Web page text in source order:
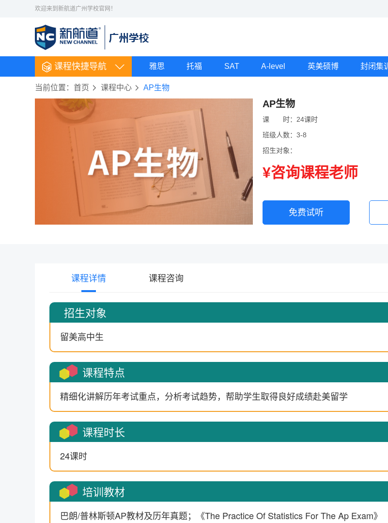
欢迎来到新航道广州学校官网！
课程快捷导航 雅思 托福 SAT A-level 英美硕博 封闭集训
当前位置： 首页 课程中心 AP生物
AP生物
课 时： 24课时
班级人数： 3-8
招生对象：
¥咨询课程老师
免费试听
课程详情 课程咨询
招生对象
留美高中生
课程特点
精细化讲解历年考试重点，分析考试趋势，帮助学生取得良好成绩赴美留学
课程时长
24课时
培训教材
巴朗/普林斯顿AP教材及历年真题；《The Practice Of Statistics For The Ap Exam》